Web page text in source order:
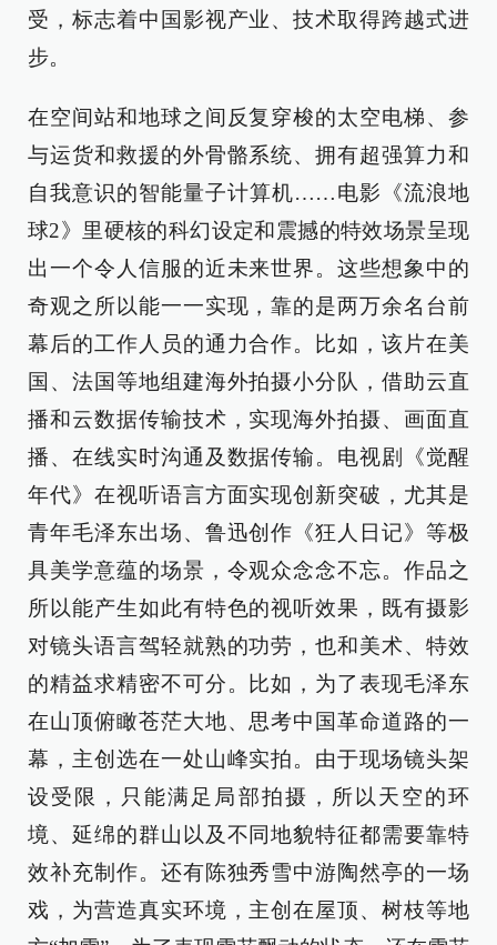
受，标志着中国影视产业、技术取得跨越式进
步。
在空间站和地球之间反复穿梭的太空电梯、参
与运货和救援的外骨骼系统、拥有超强算力和
自我意识的智能量子计算机……电影《流浪地
球2》里硬核的科幻设定和震撼的特效场景呈现
出一个令人信服的近未来世界。这些想象中的
奇观之所以能一一实现，靠的是两万余名台前
幕后的工作人员的通力合作。比如，该片在美
国、法国等地组建海外拍摄小分队，借助云直
播和云数据传输技术，实现海外拍摄、画面直
播、在线实时沟通及数据传输。电视剧《觉醒
年代》在视听语言方面实现创新突破，尤其是
青年毛泽东出场、鲁迅创作《狂人日记》等极
具美学意蕴的场景，令观众念念不忘。作品之
所以能产生如此有特色的视听效果，既有摄影
对镜头语言驾轻就熟的功劳，也和美术、特效
的精益求精密不可分。比如，为了表现毛泽东
在山顶俯瞰苍茫大地、思考中国革命道路的一
幕，主创选在一处山峰实拍。由于现场镜头架
设受限，只能满足局部拍摄，所以天空的环
境、延绵的群山以及不同地貌特征都需要靠特
效补充制作。还有陈独秀雪中游陶然亭的一场
戏，为营造真实环境，主创在屋顶、树枝等地